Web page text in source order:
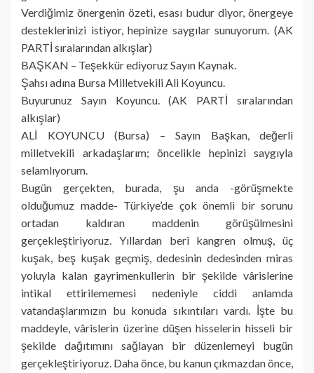
Verdiğimiz önergenin özeti, esası budur diyor, önergeye
desteklerinizi istiyor, hepinize saygılar sunuyorum. (AK
PARTİ sıralarından alkışlar)
BAŞKAN – Teşekkür ediyoruz Sayın Kaynak.
Şahsı adına Bursa Milletvekili Ali Koyuncu.
Buyurunuz Sayın Koyuncu. (AK PARTİ sıralarından
alkışlar)
ALİ KOYUNCU (Bursa) – Sayın Başkan, değerli
milletvekili arkadaşlarım; öncelikle hepinizi saygıyla
selamlıyorum.
Bugün gerçekten, burada, şu anda -görüşmekte
olduğumuz madde- Türkiye’de çok önemli bir sorunu
ortadan kaldıran maddenin görüşülmesini
gerçekleştiriyoruz. Yıllardan beri kangren olmuş, üç
kuşak, beş kuşak geçmiş, dedesinin dedesinden miras
yoluyla kalan gayrimenkullerin bir şekilde vârislerine
intikal ettirilememesi nedeniyle ciddi anlamda
vatandaşlarımızın bu konuda sıkıntıları vardı. İşte bu
maddeyle, vârislerin üzerine düşen hisselerin hisseli bir
şekilde dağıtımını sağlayan bir düzenlemeyi bugün
gerçekleştiriyoruz. Daha önce, bu kanun çıkmazdan önce,